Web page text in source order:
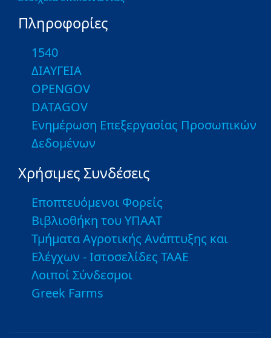
Πληροφορίες
1540
ΔΙΑΥΓΕΙΑ
OPENGOV
DATAGOV
Ενημέρωση Επεξεργασίας Προσωπικών
Δεδομένων
Χρήσιμες Συνδέσεις
Εποπτευόμενοι Φορείς
Βιβλιοθήκη του ΥΠΑΑΤ
Τμήματα Αγροτικής Ανάπτυξης και
Ελέγχων - Ιστοσελίδες ΤΑΑΕ
Λοιποί Σύνδεσμοι
Greek Farms